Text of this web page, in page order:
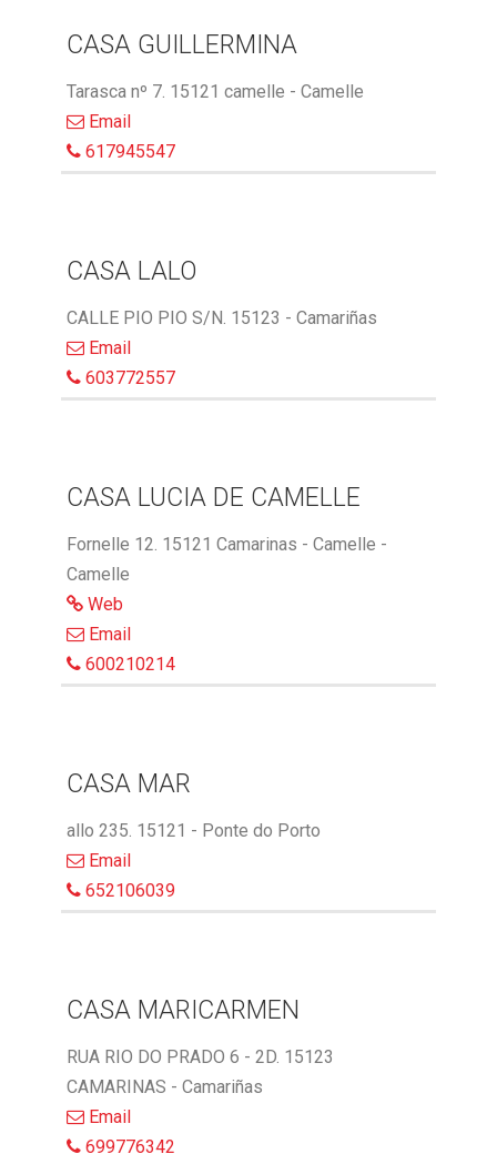
CASA GUILLERMINA
Tarasca nº 7. 15121 camelle - Camelle
Email
617945547
CASA LALO
CALLE PIO PIO S/N. 15123 - Camariñas
Email
603772557
CASA LUCIA DE CAMELLE
Fornelle 12. 15121 Camarinas - Camelle -
Camelle
Web
Email
600210214
CASA MAR
allo 235. 15121 - Ponte do Porto
Email
652106039
CASA MARICARMEN
RUA RIO DO PRADO 6 - 2D. 15123
CAMARINAS - Camariñas
Email
699776342